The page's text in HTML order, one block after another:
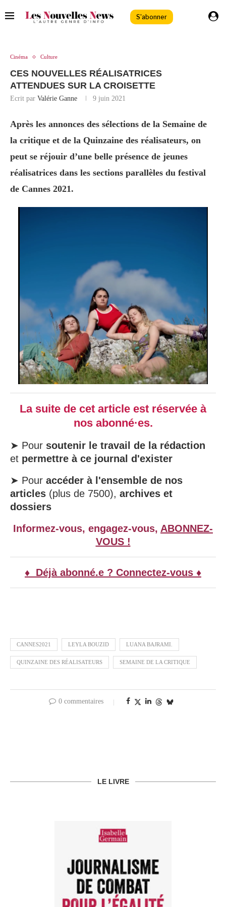
S'abonner
Cinéma Culture
CES NOUVELLES RÉALISATRICES
ATTENDUES SUR LA CROISETTE
Ecrit par Valérie Ganne 9 juin 2021
Après les annonces des sélections de la Semaine de
la critique et de la Quinzaine des réalisateurs, on
peut se réjouir d’une belle présence de jeunes
réalisatrices dans les sections parallèles du festival
de Cannes 2021.
La suite de cet article est réservée à
nos abonné·es.
➤ Pour soutenir le travail de la rédaction
et permettre à ce journal d'exister
➤ Pour accéder à l'ensemble de nos
articles (plus de 7500), archives et
dossiers
Informez-vous, engagez-vous, ABONNEZ-
VOUS !
♦ Déjà abonné.e ? Connectez-vous ♦
CANNES2021 LEYLA BOUZID LUANA BAJRAMI.
QUINZAINE DES RÉALISATEURS SEMAINE DE LA CRITIQUE
0 commentaires
LE LIVRE